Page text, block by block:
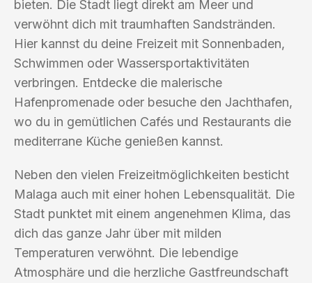
bieten. Die Stadt liegt direkt am Meer und
verwöhnt dich mit traumhaften Sandstränden.
Hier kannst du deine Freizeit mit Sonnenbaden,
Schwimmen oder Wassersportaktivitäten
verbringen. Entdecke die malerische
Hafenpromenade oder besuche den Jachthafen,
wo du in gemütlichen Cafés und Restaurants die
mediterrane Küche genießen kannst.
Neben den vielen Freizeitmöglichkeiten besticht
Malaga auch mit einer hohen Lebensqualität. Die
Stadt punktet mit einem angenehmen Klima, das
dich das ganze Jahr über mit milden
Temperaturen verwöhnt. Die lebendige
Atmosphäre und die herzliche Gastfreundschaft